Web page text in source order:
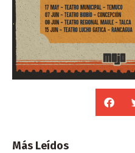
Más Leídos